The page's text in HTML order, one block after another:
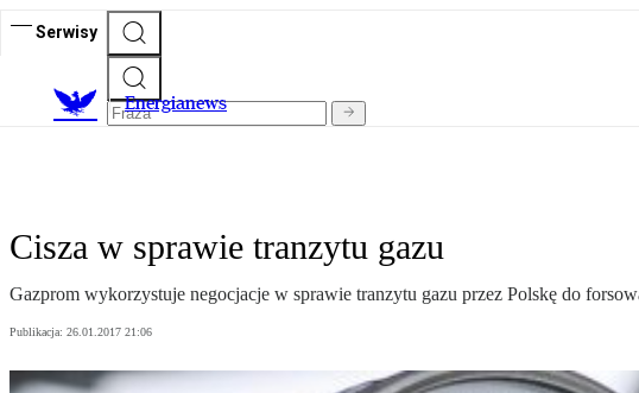
Serwisy
Energianews
Cisza w sprawie tranzytu gazu
Gazprom wykorzystuje negocjacje w sprawie tranzytu gazu przez Polskę do
Publikacja: 26.01.2017 21:06